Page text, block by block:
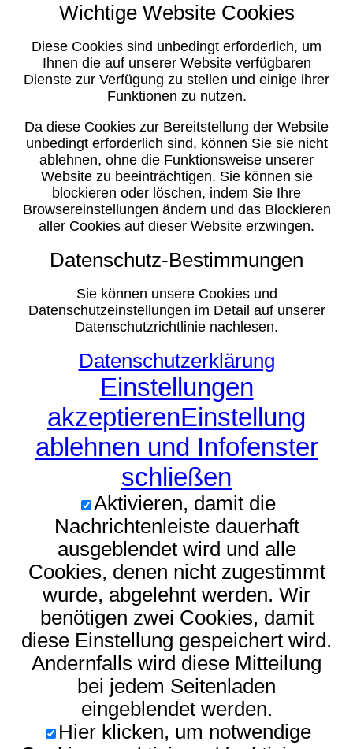
Wichtige Website Cookies
Diese Cookies sind unbedingt erforderlich, um
Ihnen die auf unserer Website verfügbaren
Dienste zur Verfügung zu stellen und einige ihrer
Funktionen zu nutzen.
Da diese Cookies zur Bereitstellung der Website
unbedingt erforderlich sind, können Sie sie nicht
ablehnen, ohne die Funktionsweise unserer
Website zu beeinträchtigen. Sie können sie
blockieren oder löschen, indem Sie Ihre
Browsereinstellungen ändern und das Blockieren
aller Cookies auf dieser Website erzwingen.
Datenschutz-Bestimmungen
Sie können unsere Cookies und
Datenschutzeinstellungen im Detail auf unserer
Datenschutzrichtlinie nachlesen.
Datenschutzerklärung
Einstellungen
akzeptierenEinstellung
ablehnen und Infofenster
schließen
Aktivieren, damit die
Nachrichtenleiste dauerhaft
ausgeblendet wird und alle
Cookies, denen nicht zugestimmt
wurde, abgelehnt werden. Wir
benötigen zwei Cookies, damit
diese Einstellung gespeichert wird.
Andernfalls wird diese Mitteilung
bei jedem Seitenladen
eingeblendet werden.
Hier klicken, um notwendige